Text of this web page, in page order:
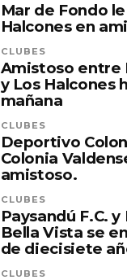
Mar de Fondo
Halcones en
CLUBES
Amistoso entre
y Los Halcones
mañana
CLUBES
Deportivo
Colonia
amistoso.
CLUBES
Paysandú F.C.
Bella Vista se
de diecisiete
CLUBES